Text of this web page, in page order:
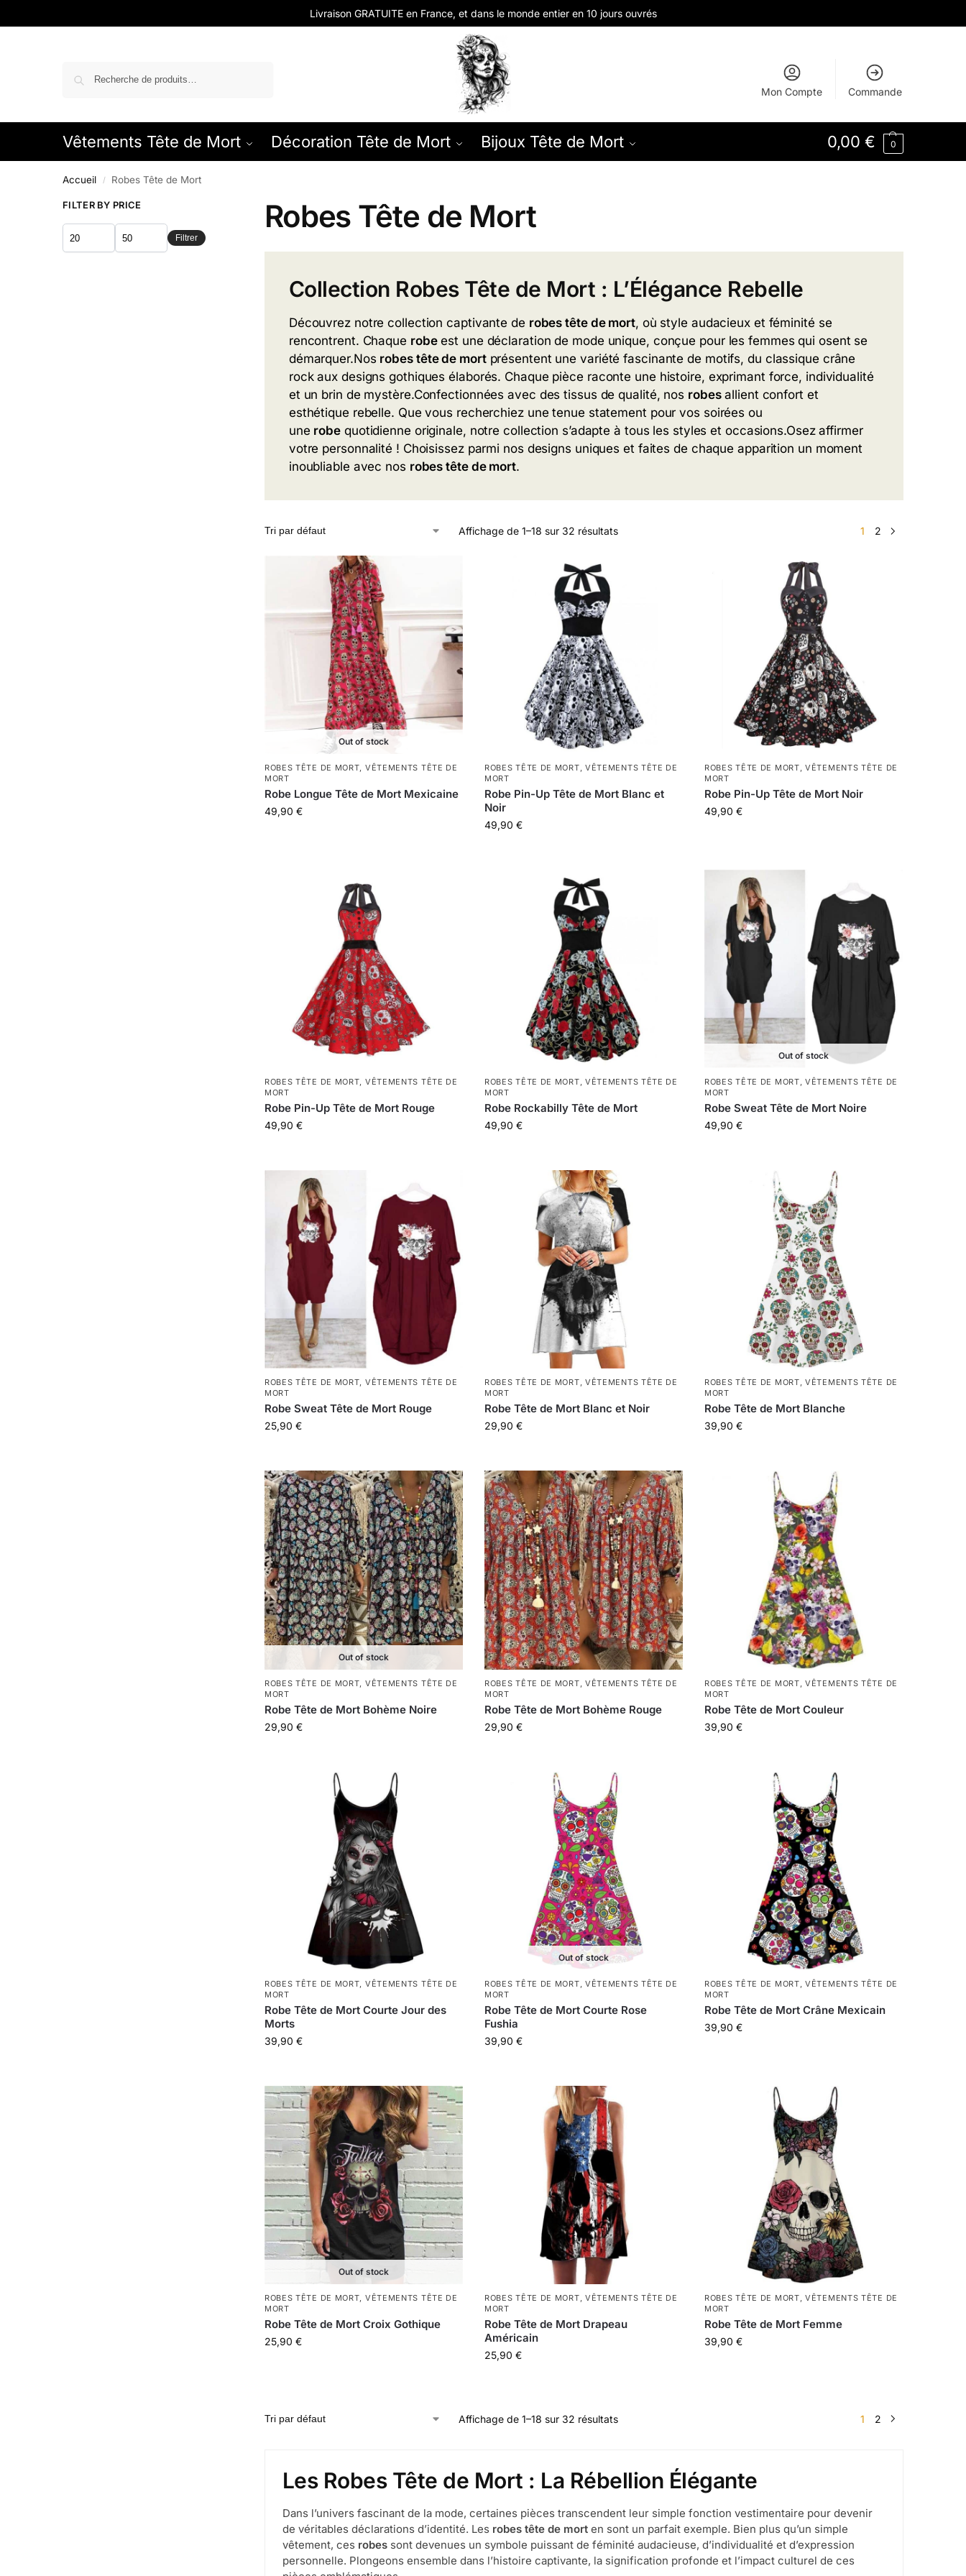
Livraison GRATUITE en France, et dans le monde entier en 10 jours ouvrés
Mon Compte Commande
Vêtements Tête de Mort Décoration Tête de Mort Bijoux Tête de Mort 0,00 € 0
Accueil / Robes Tête de Mort
Robes Tête de Mort
Collection Robes Tête de Mort : L’Élégance Rebelle
Découvrez notre collection captivante de robes tête de mort, où style audacieux et féminité se
rencontrent. Chaque robeest une déclaration de mode unique, conçue pour les femmes qui osent se
démarquer.Nos robes tête de mortprésentent une variété fascinante de motifs, du classique crâne
rock aux designs gothiques élaborés. Chaque pièce raconte une histoire, exprimant force, individualité
et un brin de mystère.Confectionnées avec des tissus de qualité, nos robesallient confort et
esthétique rebelle. Que vous recherchiez une tenue statement pour vos soirées ou
une robe quotidienne originale, notre collection s’adapte à tous les styles et occasions.Osez affirmer
votre personnalité ! Choisissez parmi nos designs uniques et faites de chaque apparition un moment
inoubliable avec nos robes tête de mort.
Affichage de 1–18 sur 32 résultats 1 2
Out of stock
ROBES TÊTE DE MORT, VÊTEMENTS TÊTE DE
MORT
Robe Longue Tête de Mort Mexicaine
49,90 €
ROBES TÊTE DE MORT, VÊTEMENTS TÊTE DE
MORT
Robe Pin-Up Tête de Mort Blanc et
Noir
49,90 €
ROBES TÊTE DE MORT,VÊTEMENTS TÊTE DE
MORT
Robe Pin-Up Tête de Mort Noir
49,90€
ROBES TÊTE DE MORT, VÊTEMENTS TÊTE DE
MORT
Robe Pin-Up Tête de Mort Rouge
49,90 €
ROBES TÊTE DE MORT, VÊTEMENTS TÊTE DE
MORT
Robe Rockabilly Tête de Mort
49,90 €
Out of stock
ROBES TÊTE DE MORT,VÊTEMENTS TÊTE DE
MORT
Robe Sweat Tête de Mort Noire
49,90€
ROBES TÊTE DE MORT, VÊTEMENTS TÊTE DE
MORT
Robe Sweat Tête de Mort Rouge
25,90 €
ROBES TÊTE DE MORT, VÊTEMENTS TÊTE DE
MORT
Robe Tête de Mort Blanc et Noir
29,90 €
ROBES TÊTE DE MORT,VÊTEMENTS TÊTE DE
MORT
Robe Tête de Mort Blanche
39,90€
Out of stock
ROBES TÊTE DE MORT VÊTEMENTS TÊTE DE
MORT
Robe Tête de Mort Bohème Noire
29,90 €
ROBES TÊTE DE MORT VÊTEMENTS TÊTE DE
MORT
Robe Tête de Mort Bohème Rouge
29,90 €
ROBES TÊTE DE MORT ,VÊTEMENTS TÊTE DE
MORT
Robe Tête de Mort Couleur
39,90€
ROBES TÊTE DE MORT VÊTEMENTS TÊTE DE
MORT
Robe Tête de Mort Courte Jour des
Morts
39,90 €
Out of stock
ROBES TÊTE DE MORT VÊTEMENTS TÊTE DE
MORT
Robe Tête de Mort Courte Rose
Fushia
39,90 €
ROBES TÊTE DE MORT ,VÊTEMENTS TÊTE DE
MORT
Robe Tête de Mort Crâne Mexicain
39,90€
Out of stock
ROBES TÊTE DE MORT VÊTEMENTS TÊTE DE
MORT
Robe Tête de Mort Croix Gothique
25,90 €
ROBES TÊTE DE MORT VÊTEMENTS TÊTE DE
MORT
Robe Tête de Mort Drapeau
Américain
25,90 €
ROBES TÊTE DE MORT ,VÊTEMENTS TÊTE DE
MORT
Robe Tête de Mort Femme
39,90€
Affichage de 1–18 sur 32 résultats 1 2
Les Robes Tête de Mort : La Rébellion Élégante
Dans l’univers fascinant de la mode, certaines pièces transcendent leur simple fonction vestimentaire pour devenir
de véritables déclarations d’identité. Les robes tête de morten sont un parfait exemple. Bien plus qu’un simple
vêtement, ces robessont devenues un symbole puissant de féminité audacieuse, d’individualité et d’expression
personnelle. Plongeons ensemble dans l’histoire captivante, la signification profonde et l’impact culturel de ces
FILTER BY PRICE
Filtrer